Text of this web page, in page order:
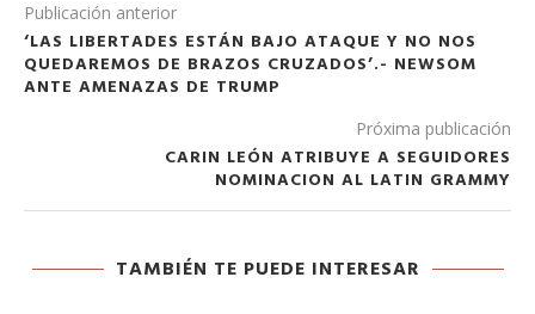
Publicación anterior
‘LAS LIBERTADES ESTÁN BAJO ATAQUE Y NO NOS
QUEDAREMOS DE BRAZOS CRUZADOS’.- NEWSOM
ANTE AMENAZAS DE TRUMP
Próxima publicación
CARIN LEÓN ATRIBUYE A SEGUIDORES
NOMINACION AL LATIN GRAMMY
TAMBIÉN TE PUEDE INTERESAR